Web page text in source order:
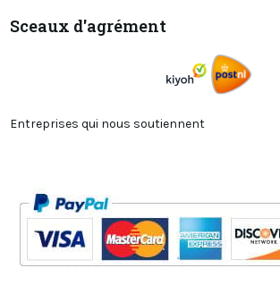
Sceaux d'agrément
Entreprises qui nous soutiennent